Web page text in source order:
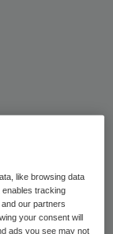
het fok-
met
like browsing data
enables tracking
our partners
your consent will
ads you see may not